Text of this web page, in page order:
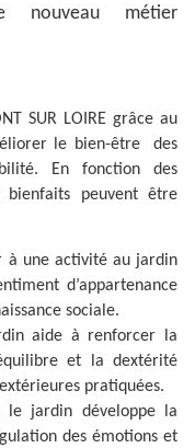
métier
SUR LOIRE grâce au
le bien-être des
En fonction des
bienfaits peuvent être
à une activité au jardin
d’appartenance
sociale.
aide à renforcer la
et la dextérité
pratiquées.
le jardin développe la
des émotions et